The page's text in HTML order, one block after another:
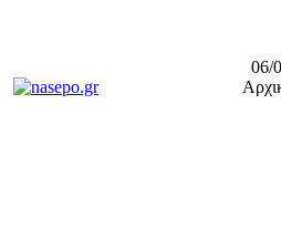
06/